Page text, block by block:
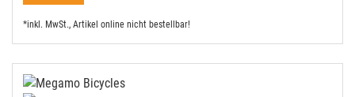
*inkl. MwSt., Artikel online nicht bestellbar!